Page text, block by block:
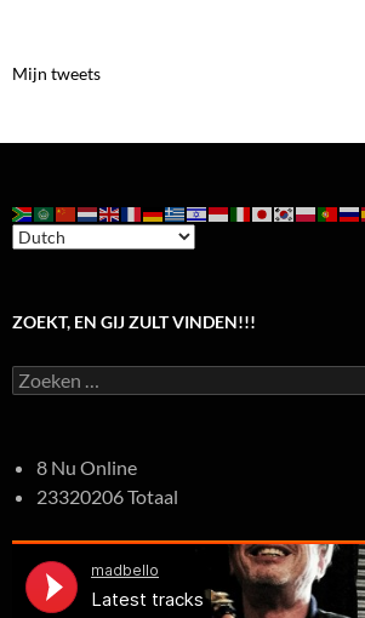
Mijn tweets
ZOEKT, EN GIJ ZULT VINDEN!!!
Zoeken
naar:
8 Nu Online
23320206 Totaal